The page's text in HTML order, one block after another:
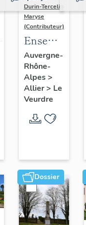
Durin-Tercelin
Maryse
(Contributeur)
Ensemble
du
maitre-
autel et
retable-
tabernacle.
Auvergne-
Rhône-
Alpes>
Allier> Le
Veurdre
Dossier